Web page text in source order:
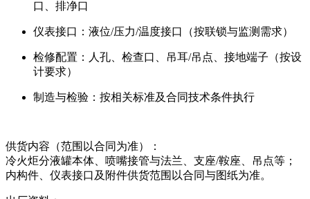
口、排净口
仪表接口：液位/压力/温度接口（按联锁与监测需求）
检修配置：人孔、检查口、吊耳/吊点、接地端子（按设
计要求）
制造与检验：按相关标准及合同技术条件执行
供货内容（范围以合同为准）：
冷火炬分液罐本体、喷嘴接管与法兰、支座/鞍座、吊点等；
内构件、仪表接口及附件供货范围以合同与图纸为准。